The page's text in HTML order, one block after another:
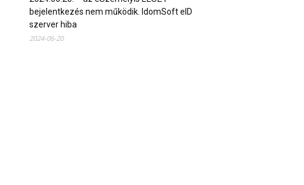
bejelentkezés nem működik. IdomSoft eID
szerver hiba
2024-06-20